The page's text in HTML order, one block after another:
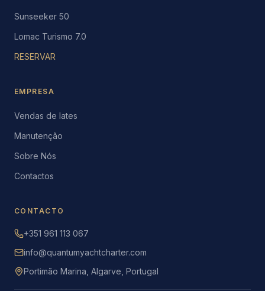
Sunseeker 50
Lomac Turismo 7.0
RESERVAR
EMPRESA
Vendas de Iates
Manutenção
Sobre Nós
Contactos
CONTACTO
+351 961 113 067
info@quantumyachtcharter.com
Portimão Marina, Algarve, Portugal